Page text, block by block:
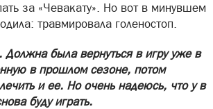
за «Чевакату». Но вот в минувшем
травмировала голеностоп.
Должна была вернуться в игру уже в
в прошлом сезоне, потом
и ее. Но очень надеюсь, что у в
буду играть.